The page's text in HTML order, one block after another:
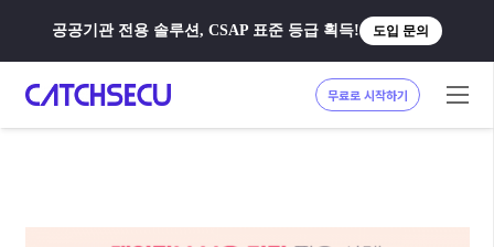
공공기관 전용 솔루션, CSAP 표준 등급 획득! 도입 문의
무료로 시작하기